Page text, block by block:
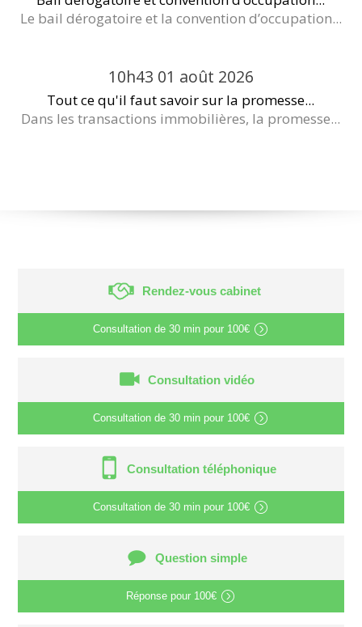
Le bail dérogatoire et la convention d’occupation...
10h43 01 août 2026
Tout ce qu'il faut savoir sur la promesse...
Dans les transactions immobilières, la promesse...
Rendez-vous cabinet
Consultation de 30 min pour 100€
Consultation vidéo
Consultation de 30 min pour 100€
Consultation téléphonique
Consultation de 30 min pour 100€
Question simple
Réponse pour 100€